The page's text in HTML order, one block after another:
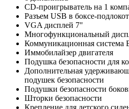
CD-проигрыватель на 1
Разъем USB в боксе-
VGA дисплей 7"
Многофункциональный
Коммуникационная система
Иммобилайзер двигателя
Подушка безопасности для
Дополнительная
подушек безопасности
Подушки безопасности
Шторки безопасности
Крепление для детского